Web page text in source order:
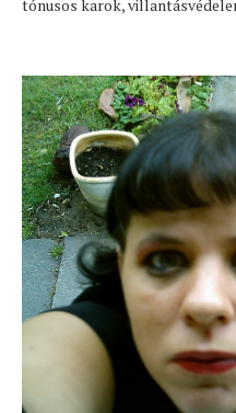
tónusos karok,